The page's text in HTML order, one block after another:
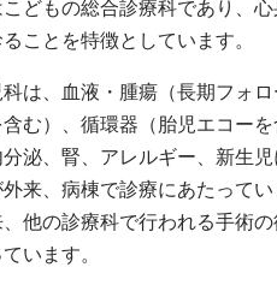
どもの総合診療科であり、
ことを特徴としています。
は、血液・腫瘍（長期フォ
む）、循環器（胎児エコーを
泌、腎、アレルギー、新生
来、病棟で診療にあたってい
他の診療科で行われる手術
います。